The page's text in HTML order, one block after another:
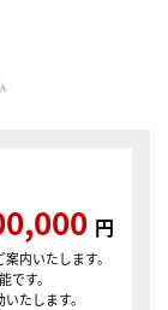
円
内いたします。
です。
たします。